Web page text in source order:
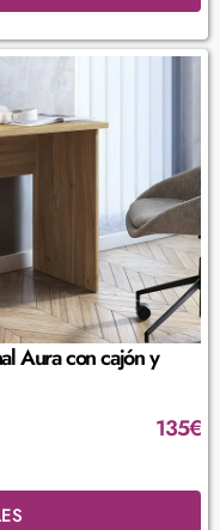
Aura con cajón y
135€